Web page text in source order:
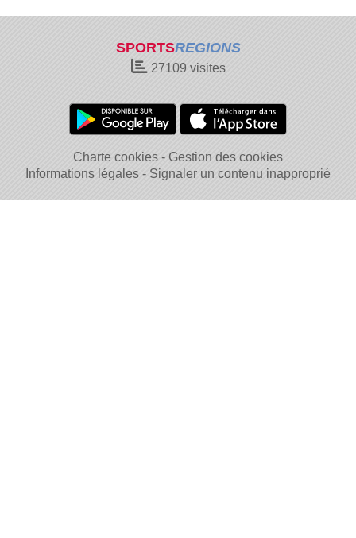
SPORTSREGIONS
27109 visites
Charte cookies
Gestion des cookies
Informations légales
Signaler un contenu inapproprié